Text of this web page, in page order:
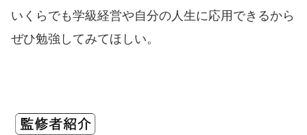
いくらでも学級経営や自分の人生に応用できるから
ぜひ勉強してみてほしい。